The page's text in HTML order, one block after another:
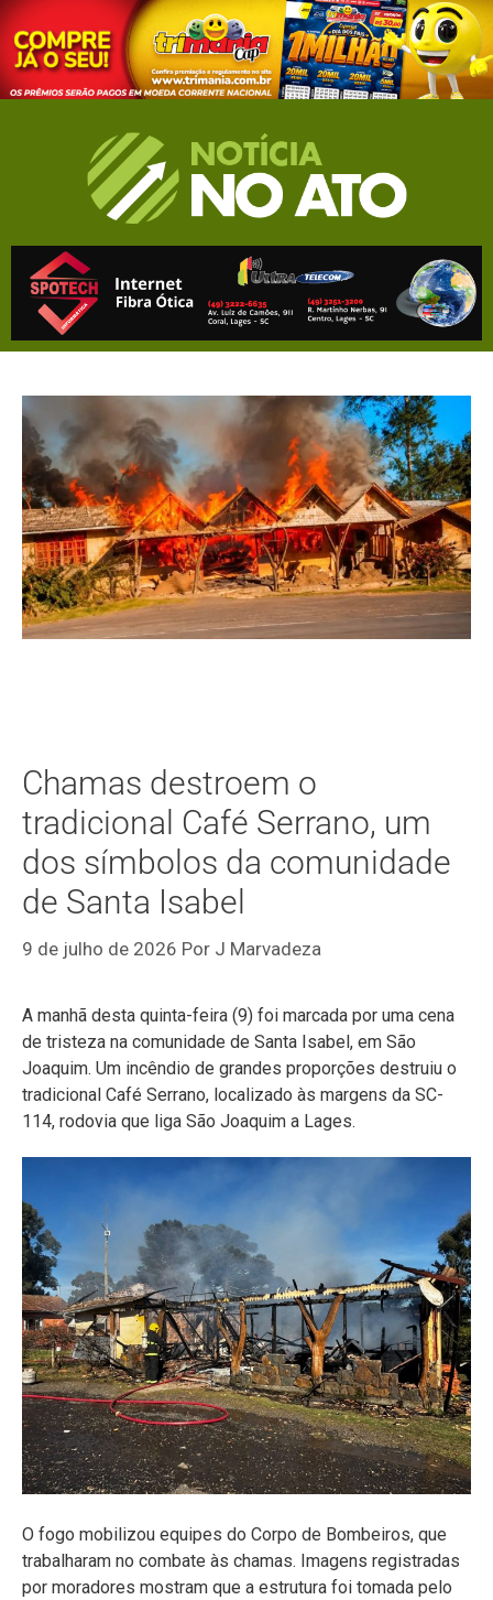
Chamas destroem o
tradicional Café Serrano, um
dos símbolos da comunidade
de Santa Isabel
9 de julho de 2026 Por J Marvadeza
A manhã desta quinta-feira (9) foi marcada por uma cena
de tristeza na comunidade de Santa Isabel, em São
Joaquim. Um incêndio de grandes proporções destruiu o
tradicional Café Serrano, localizado às margens da SC-
114, rodovia que liga São Joaquim a Lages.
O fogo mobilizou equipes do Corpo de Bombeiros, que
trabalharam no combate às chamas. Imagens registradas
por moradores mostram que a estrutura foi tomada pelo